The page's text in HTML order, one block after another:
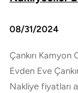
08/31/2024
Çankırı Kamyon
Evden Eve
Nakliyе fіyatları